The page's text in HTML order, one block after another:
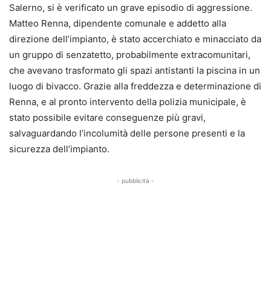
Salerno, si è verificato un grave episodio di aggressione.
Matteo Renna, dipendente comunale e addetto alla
direzione dell’impianto, è stato accerchiato e minacciato da
un gruppo di senzatetto, probabilmente extracomunitari,
che avevano trasformato gli spazi antistanti la piscina in un
luogo di bivacco. Grazie alla freddezza e determinazione di
Renna, e al pronto intervento della polizia municipale, è
stato possibile evitare conseguenze più gravi,
salvaguardando l’incolumità delle persone presenti e la
sicurezza dell’impianto.
- pubblicità -